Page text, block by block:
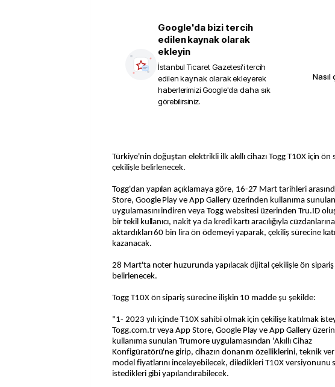
Google'da bizi tercih
edilen kaynak olarak
ekleyin
İstanbul Ticaret Gazetesi'i tercih
edilen kaynak olarak ekleyerek
haberlerimizi Google'da daha sık
görebilirsiniz.
Nasıl
Türkiye'nin doğuştan elektrikli ilk akıllı cihazı Togg T10X için ön
çekilişle belirlenecek.
Togg'dan yapılan açıklamaya göre, 16-27 Mart tarihleri
Store, Google Play ve App Gallery üzerinden kullanıma
uygulamasını indiren veya Togg websitesi üzerinden Tru.ID
bir tekil kullanıcı, nakit ya da kredi kartı aracılığıyla cüzdanlarına
aktardıkları 60 bin lira ön ödemeyi yaparak, çekiliş sürecine
kazanacak.
28 Mart'ta noter huzurunda yapılacak dijital çekilişle ön
belirlenecek.
Togg T10X ön sipariş sürecine ilişkin 10 madde şu şekilde:
"1- 2023 yılı içinde T10X sahibi olmak için çekilişe katılmak
Togg.com.tr veya App Store, Google Play ve App Gallery
kullanıma sunulan Trumore uygulamasından 'Akıllı Cihaz
Konfigüratörü'ne girip, cihazın donanım özelliklerini, teknik
model fiyatlarını inceleyebilecek, diledikleri T10X versiyonunu
istedikleri gibi yapılandırabilecek.